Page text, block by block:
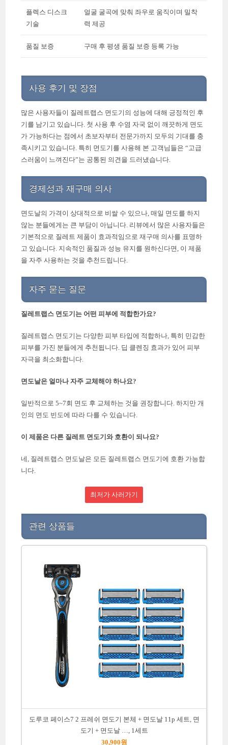
플렉스 디스크
기술
얼굴 굴곡에 맞춰 좌우로 움직이며 밀착
력 제공
품질 보증 구매 후 평생 품질 보증 등록 가능
사용 후기 및 장점
많은 사용자들이 질레트랩스 면도기의 성능에 대해 긍정적인 후
기를 남기고 있습니다. 첫 사용 후 수염 자국 없이 깨끗하게 면도
가 가능하다는 점에서 초보자부터 전문가까지 모두의 기대를 충
족시키고 있습니다. 특히 면도기를 사용해 본 고객님들은 “고급
스러움이 느껴진다”는 공통된 의견을 드러냈습니다.
경제성과 재구매 의사
면도날의 가격이 상대적으로 비쌀 수 있으나, 매일 면도를 하지
않는 분들에게는 큰 부담이 아닙니다. 리뷰에서 많은 사용자들은
기본적으로 질레트 제품이 효과적임으로 재구매 의사를 표명하
고 있습니다. 지속적인 품질과 성능 유지를 원하신다면, 이 제품
을 자주 사용하는 것을 추천드립니다.
자주 묻는 질문
질레트랩스 면도기는 어떤 피부에 적합한가요?
질레트랩스 면도기는 다양한 피부 타입에 적합하나, 특히 민감한
피부를 가진 분들에게 추천됩니다. 딥 클렌징 효과가 있어 피부
자극을 최소화합니다.
면도날은 얼마나 자주 교체해야 하나요?
일반적으로 5~7회 면도 후 교체하는 것을 권장합니다. 하지만 개
인의 면도 빈도에 따라 다를 수 있습니다.
이 제품은 다른 질레트 면도기와 호환이 되나요?
네, 질레트랩스 면도날은 모든 질레트랩스 면도기에 호환 가능합
니다.
최저가 사러가기
관련 상품들
도루코 페이스7 2 프레쉬 면도기 본체 + 면도날 11p 세트, 면
도기 + 면도날 …, 1세트
30,900원